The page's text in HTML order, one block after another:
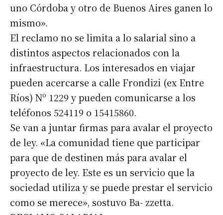
Suscribirme gratis
uno Córdoba y otro de Buenos Aires ganen lo
mismo».
El reclamo no se limita a lo salarial sino a
distintos aspectos relacionados con la
infraestructura. Los interesados en viajar
pueden acercarse a calle Frondizi (ex Entre
Ríos) Nº 1229 y pueden comunicarse a los
teléfonos 524119 o 15415860.
Se van a juntar firmas para avalar el proyecto
de ley. «La comunidad tiene que participar
para que de destinen más para avalar el
proyecto de ley. Este es un servicio que la
sociedad utiliza y se puede prestar el servicio
como se merece», sostuvo Ba- zzetta.